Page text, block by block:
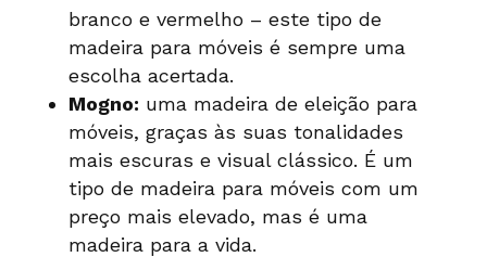
branco e vermelho – este tipo de
madeira para móveis é sempre uma
escolha acertada.
Mogno: uma madeira de eleição para
móveis, graças às suas tonalidades
mais escuras e visual clássico. É um
tipo de madeira para móveis com um
preço mais elevado, mas é uma
madeira para a vida.